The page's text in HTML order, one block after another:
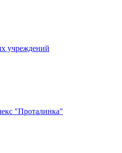
учреждений
"Проталинка"